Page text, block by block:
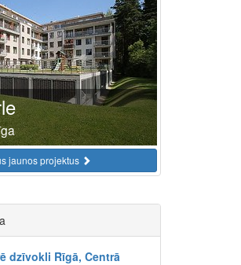
jaunos projektus
dzīvokli Rīgā, Centrā